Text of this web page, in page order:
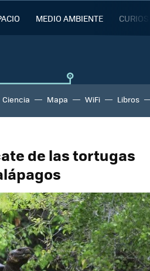
MEDIO AMBIENTE
Ciencia Mapa WiFi Libros
de las tortugas